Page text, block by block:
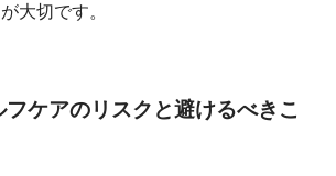
大切です。
ケアのリスクと避けるべきこ